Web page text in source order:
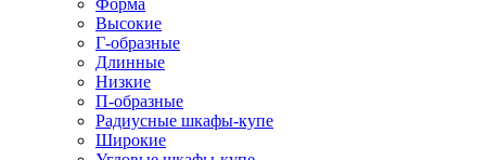
Форма
Высокие
Г-образные
Длинные
Низкие
П-образные
Радиусные шкафы-купе
Широкие